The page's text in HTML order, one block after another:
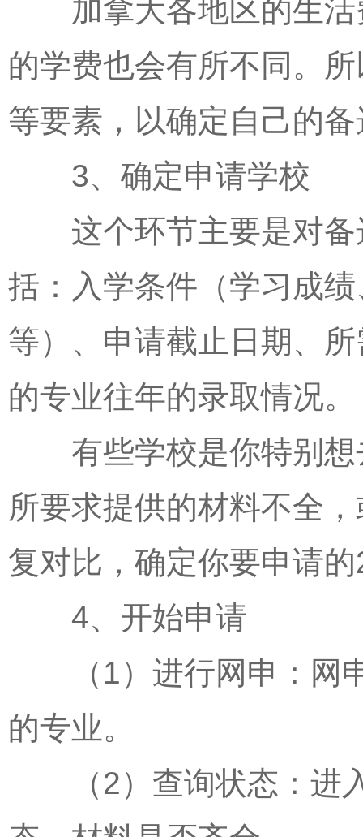
加拿大各地区的生活
的学费也会有所不同。
等要素，以确定自己的
3、确定申请学校
这个环节主要是对备
括：入学条件（学习成
等）、申请截止日期、
的专业往年的录取情况。
有些学校是你特别想
所要求提供的材料不全
复对比，确定你要申请
4、开始申请
（1）进行网申：网申
的专业。
（2）查询状态：进入